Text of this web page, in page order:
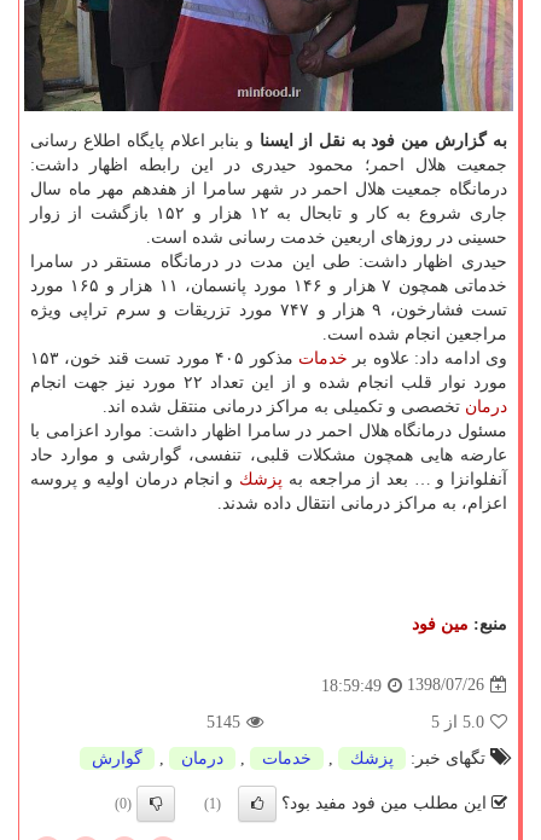
به گزارش مین فود به نقل از ایسنا و بنابر اعلام پایگاه اطلاع رسانی
جمعیت هلال احمر؛ محمود حیدری در این رابطه اظهار داشت:
درمانگاه جمعیت هلال احمر در شهر سامرا از هفدهم مهر ماه سال
جاری شروع به كار و تابحال به ۱۲ هزار و ۱۵۲ بازگشت از زوار
حسینی در روزهای اربعین خدمت رسانی شده است.
حیدری اظهار داشت: طی این مدت در درمانگاه مستقر در سامرا
خدماتی همچون ۷ هزار و ۱۴۶ مورد پانسمان، ۱۱ هزار و ۱۶۵ مورد
تست فشارخون، ۹ هزار و ۷۴۷ مورد تزریقات و سرم تراپی ویژه
مراجعین انجام شده است.
وی ادامه داد: علاوه بر خدمات
مذكور ۴۰۵ مورد تست قند خون، ۱۵۳
مورد نوار قلب انجام شده و از این تعداد ۲۲ مورد نیز جهت انجام
درمان تخصصی و تكمیلی به مراكز درمانی منتقل شده اند.
مسئول درمانگاه هلال احمر در سامرا اظهار داشت: موارد اعزامی با
عارضه هایی همچون مشكلات قلبی، تنفسی، گوارشی و موارد حاد
آنفلوانزا و … بعد از مراجعه به پزشك و انجام درمان اولیه و پروسه
اعزام، به مراكز درمانی انتقال داده شدند.
منبع: مین فود
1398/07/26
18:59:49
5.0 از 5
5145
تگهای خبر:
پزشك خدمات درمان گوارش
این مطلب مین فود مفید بود؟ (1)
(0)